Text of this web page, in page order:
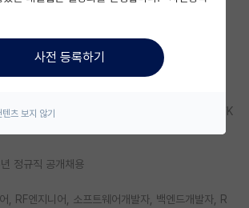
판
격 후기 게시판
시판
게시판
보 게시판
구원
www.jobkorea.co.kr/Recruit/Co_Read/C/K
정규직 공개채용
어, RF엔지니어, 소프트웨어개발자, 백엔드개발자, R
사전 등록하기
츠 보지 않기